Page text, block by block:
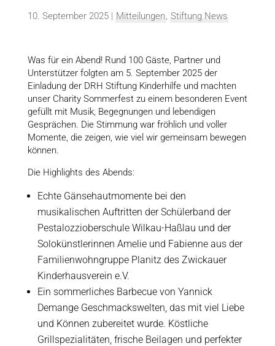
10. September 2025| Mitteilungen, Stiftung News
Was für ein Abend! Rund 100 Gäste, Partner und
Unterstützer folgten am 5. September 2025 der
Einladung der DRH Stiftung Kinderhilfe und machten
unser Charity Sommerfest zu einem besonderen Event
gefüllt mit Musik, Begegnungen und lebendigen
Gesprächen. Die Stimmung war fröhlich und voller
Momente, die zeigen, wie viel wir gemeinsam bewegen
können.
Die Highlights des Abends:
Echte Gänsehautmomente bei den
musikalischen Auftritten der Schülerband der
Pestalozzioberschule Wilkau-Haßlau und der
Solokünstlerinnen Amelie und Fabienne aus der
Familienwohngruppe Planitz des Zwickauer
Kinderhausverein e.V.
Ein sommerliches Barbecue von Yannick
Demange Geschmackswelten, das mit viel Liebe
und Können zubereitet wurde. Köstliche
Grillspezialitäten, frische Beilagen und perfekter